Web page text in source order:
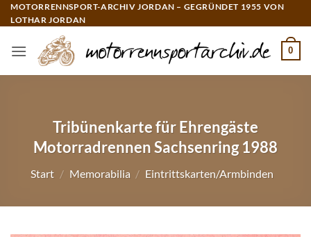
Zum
Inhalt
MOTORRENNSPORT-ARCHIV JORDAN – GEGRÜNDET 1955 VON
LOTHAR JORDAN
0
Tribünenkarte für Ehrengäste
Motorradrennen Sachsenring 1988
Start / Memorabilia / Eintrittskarten/Armbinden